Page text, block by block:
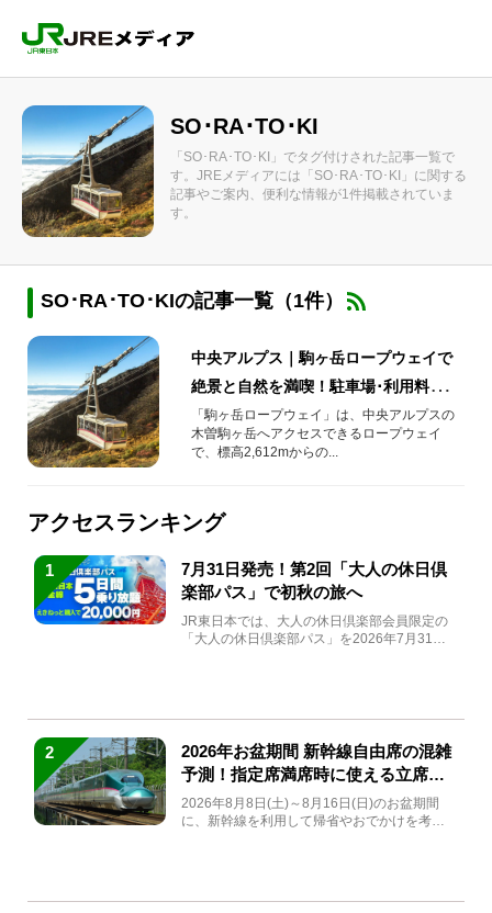
SO･RA･TO･KI
「SO･RA･TO･KI」でタグ付けされた記事一覧で
す。JREメディアには「SO･RA･TO･KI」に関する
記事やご案内、便利な情報が1件掲載されていま
す。
SO･RA･TO･KIの記事一覧（1件）
中央アルプス｜駒ヶ岳ロープウェイで
絶景と自然を満喫！駐車場･利用料金･
アクセス･天気情報まとめ
「駒ヶ岳ロープウェイ」は、中央アルプスの
木曽駒ヶ岳へアクセスできるロープウェイ
で、標高2,612mからの...
アクセスランキング
1
7月31日発売！第2回「大人の休日倶
楽部パス」で初秋の旅へ
JR東日本では、大人の休日倶楽部会員限定の
「大人の休日倶楽部パス」を2026年7月31日
2
2026年お盆期間 新幹線自由席の混雑
予測！指定席満席時に使える立席特
急券も解説
2026年8月8日(土)～8月16日(日)のお盆期間
に、新幹線を利用して帰省やおでかけを考え